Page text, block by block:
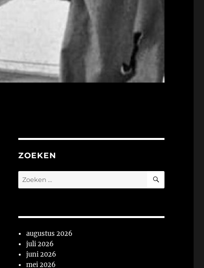
ZOEKEN
Zoeken
naar:
ZOEKEN
augustus 2026
juli 2026
juni 2026
mei 2026